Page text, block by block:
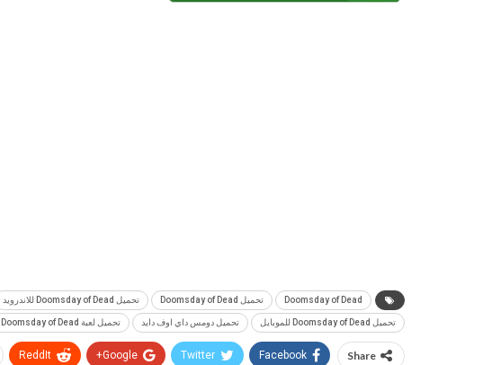
Doomsday of Dead تحميل Doomsday of Dead تحميل Doomsday of Dead للاندرويد
تحميل Doomsday of Dead للموبايل تحميل دومس داي اوف دايد تحميل لعبة Doomsday of Dead
Share
Facebook
Twitter
Google+
ReddIt